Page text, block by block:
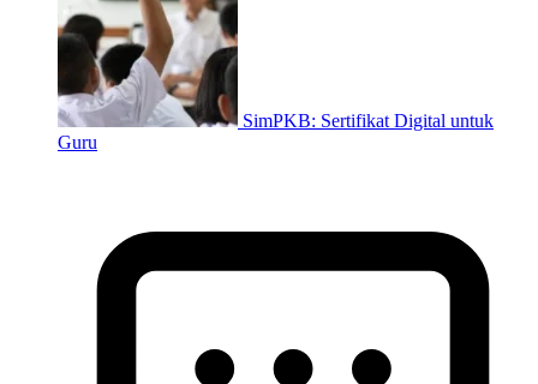
SimPKB: Sertifikat Digital untuk
Guru